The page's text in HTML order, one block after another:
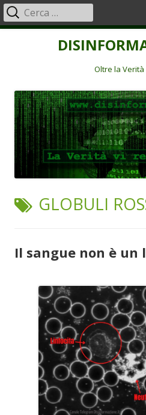
Oltre la
Menu
principale
Ricerca
per:
TAG:
GLOBULI
Il sangue non è un